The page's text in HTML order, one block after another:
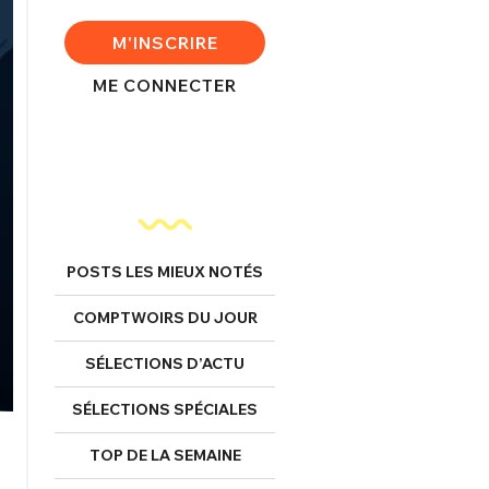
M'INSCRIRE
ME CONNECTER
POSTS LES MIEUX NOTÉS
COMPTWOIRS DU JOUR
SÉLECTIONS D’ACTU
SÉLECTIONS SPÉCIALES
TOP DE LA SEMAINE